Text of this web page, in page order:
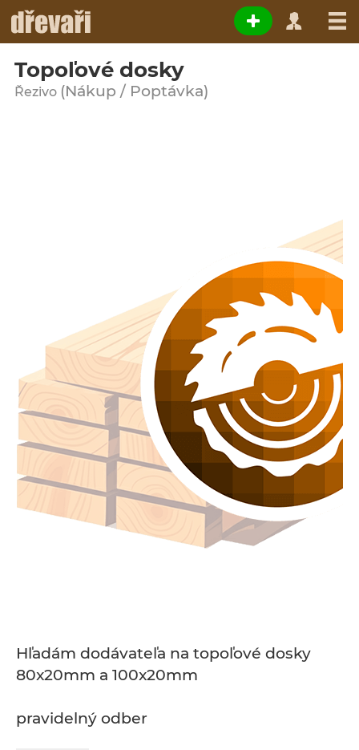
Topoľové dosky
Řezivo (Nákup / Poptávka)
Hľadám dodávateľa na topoľové dosky
80x20mm a 100x20mm
pravidelný odber